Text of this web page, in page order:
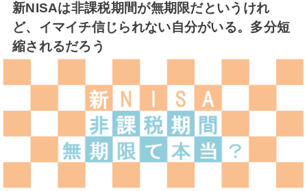
新NISAは非課税期間が無期限だというけれ
ど、イマイチ信じられない自分がいる。多分短
縮されるだろう